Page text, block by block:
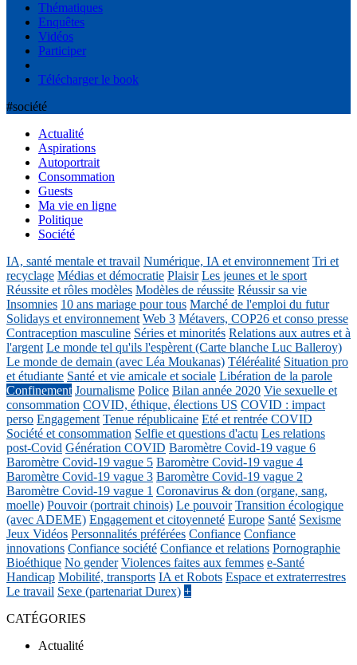
Thématiques
Enquêtes
Vidéos
Participer
Télécharger le book
#société
Actualité
Aspirations
Autoportrait
Consommation
Guests
Ma vie en ligne
Politique
Société
IA, santé mentale et travail Numérique, IA et environnement Tri et
recyclage Médias et démocratie Plaisir Les jeunes et le sport
Réussite et rôles modèles Modèles de réussite Réussir sa vie
Insomnies 10 ans mariage pour tous Marché de l'emploi du futur
Solidays et environnement Web 3 Métavers, COP26 et conso presse
Contraception masculine Séries et minorités Relations aux autres et à
l'argent Le monde tel qu'ils l'espèrent (Carte blanche Luc Balleroy)
Le monde de demain (avec Léa Moukanas) Téléréalité Situation pro
et étudiante Santé et vie amicale et sociale Libération de la parole
Confinement Journalisme Police Bilan année 2020 Vie sexuelle et
consommation COVID, éthique, élections US COVID : impact
perso Engagement Tenue républicaine Eté et rentrée COVID
Société et consommation Selfie et questions d'actu Les relations
post-Covid Génération COVID Baromètre Covid-19 vague 6
Baromètre Covid-19 vague 5 Baromètre Covid-19 vague 4
Baromètre Covid-19 vague 3 Baromètre Covid-19 vague 2
Baromètre Covid-19 vague 1 Coronavirus & don (organe, sang,
moelle) Pouvoir (portrait chinois) Le pouvoir Transition écologique
(avec ADEME) Engagement et citoyenneté Europe Santé Sexisme
Jeux Vidéos Personnalités préférées Confiance Confiance
innovations Confiance société Confiance et relations Pornographie
Bioéthique No gender Violences faites aux femmes e-Santé
Handicap Mobilité, transports IA et Robots Espace et extraterrestres
Le travail Sexe (partenariat Durex) +
CATÉGORIES
Actualité